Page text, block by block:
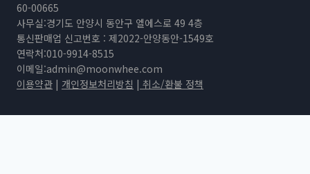
60-00665
사무실:경기도 안양시 동안구 엘에스로 49 4층
통신판매업 신고번호 : 제2022-안양동안-1549호
연락처:010-9914-8515
이메일:admin@moonwhee.com
이용약관 | 개인정보처리방침 | 취소/환불 정책